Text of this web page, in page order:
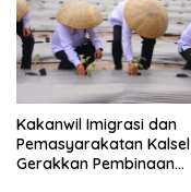
Kakanwil Imigrasi dan
Pemasyarakatan Kalsel
Gerakkan Pembinaan